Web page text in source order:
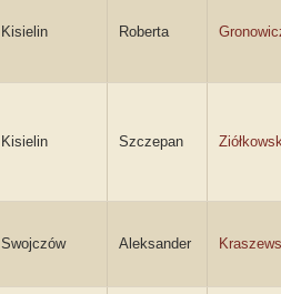
Kisielin Roberta
Kisielin Szczepan
Swojczów Aleksander